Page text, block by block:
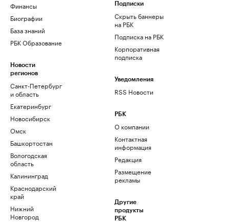
Финансы
Биографии
База знаний
РБК Образование
Новости
регионов
Санкт-Петербург
и область
Екатеринбург
Новосибирск
Омск
Башкортостан
Вологодская
область
Калининград
Краснодарский
край
Нижний
Новгород
Подписки
Скрыть баннеры
на РБК
Подписка на РБК
Корпоративная
подписка
Уведомления
RSS Новости
РБК
О компании
Контактная
информация
Редакция
Размещение
рекламы
Другие
продукты
РБК